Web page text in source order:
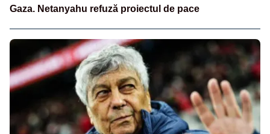
Gaza. Netanyahu refuză proiectul de pace